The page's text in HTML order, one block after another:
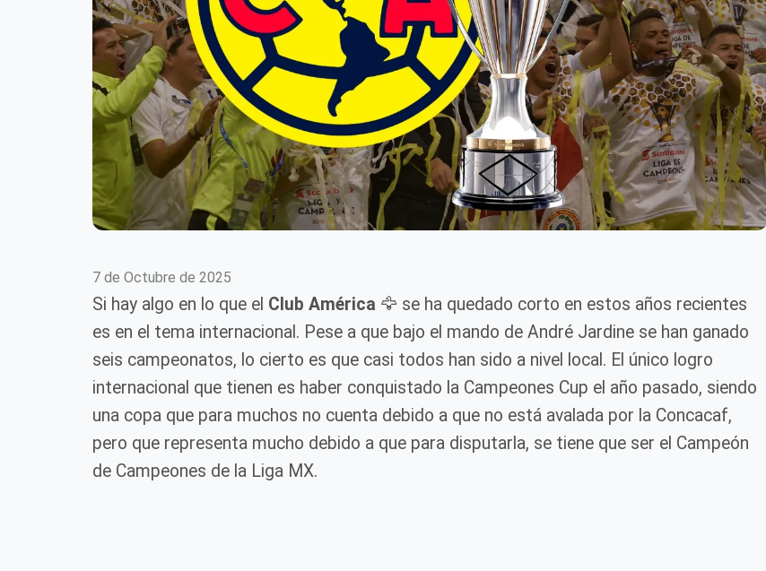
7 de Octubre de 2025
Si hay algo en lo que el Club América 🦅 se ha quedado corto en estos años recientes
es en el tema internacional. Pese a que bajo el mando de André Jardine se han ganado
seis campeonatos, lo cierto es que casi todos han sido a nivel local. El único logro
internacional que tienen es haber conquistado la Campeones Cup el año pasado, siendo
una copa que para muchos no cuenta debido a que no está avalada por la Concacaf,
pero que representa mucho debido a que para disputarla, se tiene que ser el Campeón
de Campeones de la Liga MX.